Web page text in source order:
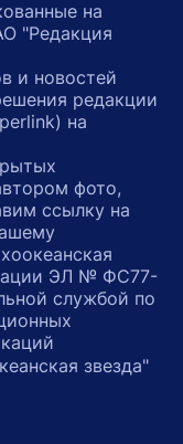
на
"Редакция
и новостей
редакции
на
фото,
ссылку на
ЭЛ № ФС77-
службой по
звезда"